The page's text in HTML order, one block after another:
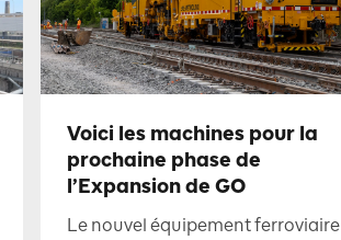
Voici les machines pour la
prochaine phase de
l’Expansion de GO
Le nouvel équipement ferroviaire